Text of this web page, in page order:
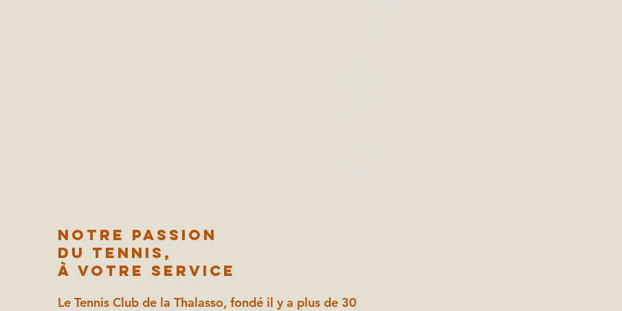
Notre passion
du tennis,
à votre service
Le Tennis Club de la Thalasso, fondé il y a plus de 30